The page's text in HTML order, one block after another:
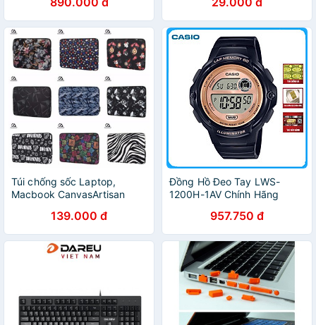
nước - BH 24 tháng
Túi chống sốc Laptop,
Macbook CanvasArtisan
139.000 đ
Đồng Hồ Đeo Tay LWS-
1200H-1AV Chính Hãng
957.750 đ